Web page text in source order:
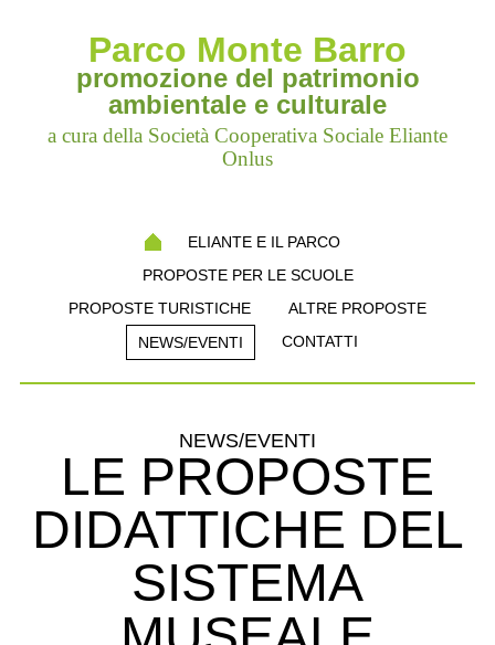
Parco Monte Barro
promozione del patrimonio
ambientale e culturale
a cura della Società Cooperativa Sociale Eliante
Onlus
ELIANTE E IL PARCO
PROPOSTE PER LE SCUOLE
PROPOSTE TURISTICHE
ALTRE PROPOSTE
NEWS/EVENTI
CONTATTI
NEWS/EVENTI
LE PROPOSTE
DIDATTICHE DEL
SISTEMA